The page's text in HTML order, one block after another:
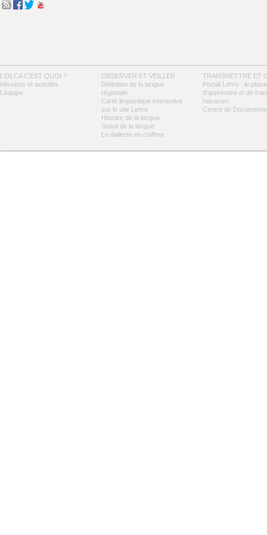
L'OLCA C'EST QUOI ?
Missions et activités
L’équipe
OBSERVER ET VEILLER
Définition de la langue
régionale
Carte linguistique interactive
sur le site Lehre
Histoire de la langue
Statut de la langue
Le dialecte en chiffres
TRANSMETTRE ET
Portail Lehre : le plaisir
d’apprendre et de
l’alsacien
Centre de